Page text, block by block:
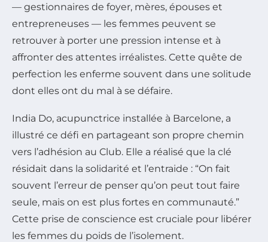
— gestionnaires de foyer, mères, épouses et
entrepreneuses — les femmes peuvent se
retrouver à porter une pression intense et à
affronter des attentes irréalistes. Cette quête de
perfection les enferme souvent dans une solitude
dont elles ont du mal à se défaire.
India Do, acupunctrice installée à Barcelone, a
illustré ce défi en partageant son propre chemin
vers l’adhésion au Club. Elle a réalisé que la clé
résidait dans la solidarité et l’entraide : “On fait
souvent l’erreur de penser qu’on peut tout faire
seule, mais on est plus fortes en communauté.”
Cette prise de conscience est cruciale pour libérer
les femmes du poids de l’isolement.